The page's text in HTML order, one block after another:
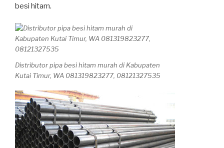
besi hitam.
Distributor pipa besi hitam murah di Kabupaten
Kutai Timur, WA 081319823277, 08121327535